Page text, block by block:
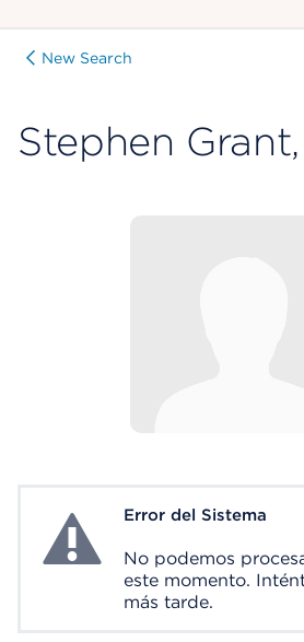
New Search
Stephen
System ErrorError del Sistema
No podemos
este momento.
más tarde.